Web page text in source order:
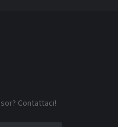
Contattaci!